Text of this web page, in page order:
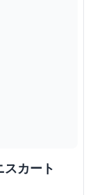
カート